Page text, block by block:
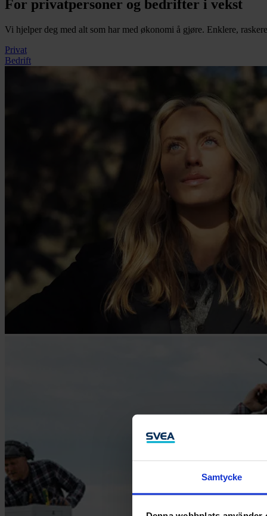
Samtycke
For privatpersoner og bedrifter i vekst
Vi hjelper deg med alt som har med økonomi å gjøre. Enklere,
Privat
Bedrift